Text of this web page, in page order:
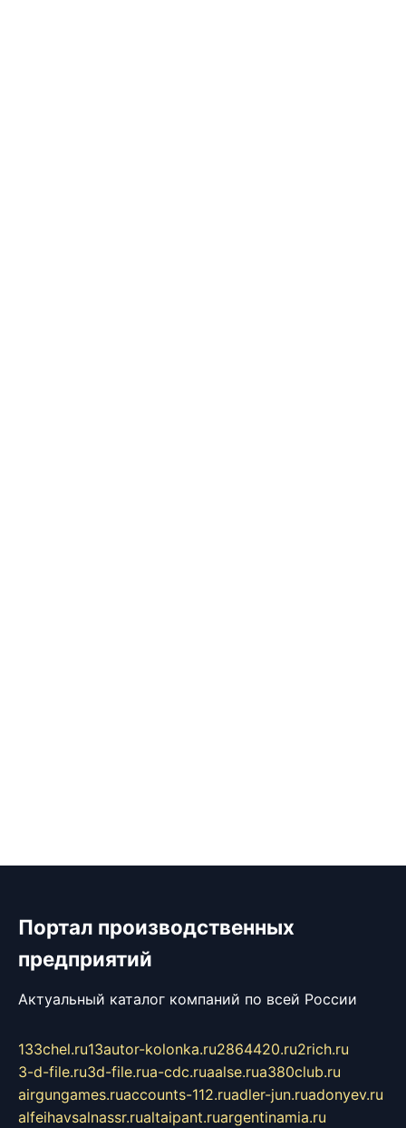
Портал производственных
предприятий
Актуальный каталог компаний по всей России
133chel.ru13autor-kolonka.ru2864420.ru2rich.ru
3-d-file.ru3d-file.rua-cdc.ruaalse.rua380club.ru
airgungames.ruaccounts-112.ruadler-jun.ruadonyev.ru
alfeihavsalnassr.rualtaipant.ruargentinamia.ru